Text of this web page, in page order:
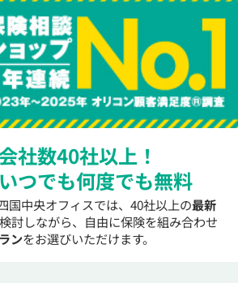
社数40社以上！
つでも何度でも無料
国中央オフィスでは、40社以上の最新
討しながら、自由に保険を組み合わせ
ンをお選びいただけます。